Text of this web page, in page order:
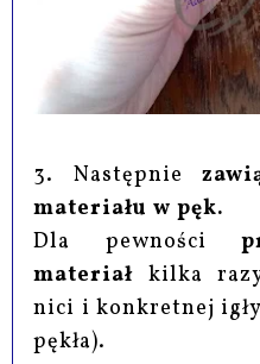
3. Następnie
materiału w pęk.
Dla pewności
materiał kilka
nici i konkretnej
pękła).